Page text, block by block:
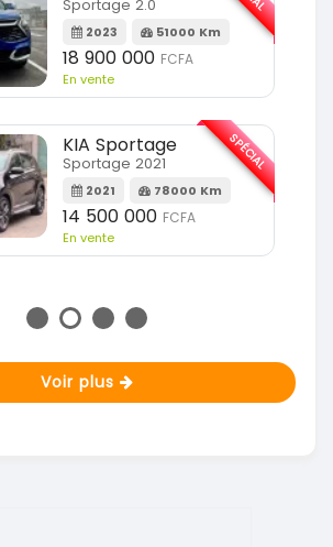
Sportage 2.0
2023 51000 Km
18 900 000 FCFA
En vente
KIA Sportage
Sportage 2021
2021 78000 Km
14 500 000 FCFA
En vente
SPÉCIAL
Voir plus